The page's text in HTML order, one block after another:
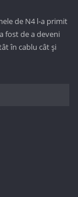
de N4 l-a primit
fost de a deveni
în cablu cât și